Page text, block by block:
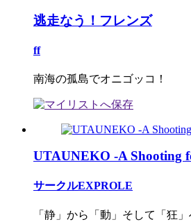
逃走なう！フレンズ
ff
南海の孤島でオニゴッコ！
UTAUNEKO -A Shooting
サークルEXPROLE
「静」から「動」そして「狂」